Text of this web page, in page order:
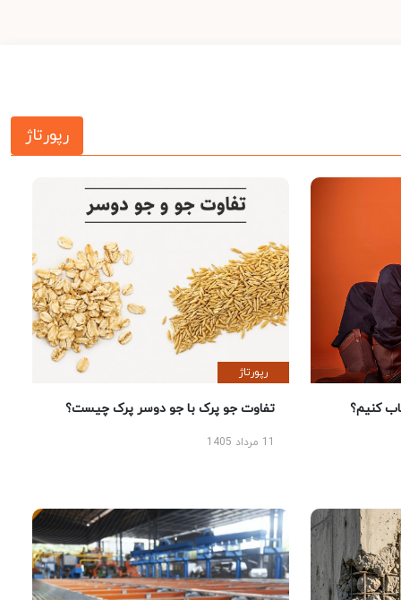
رپورتاژ
کنیم؟
رپورتاژ
تفاوت جو پرک با جو دوسر پرک چیست؟